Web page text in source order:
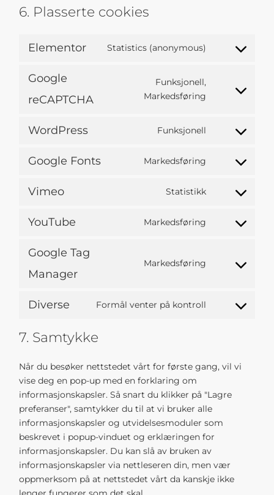
6. Plasserte cookies
Elementor Statistics (anonymous)
Google
reCAPTCHA
Funksjonell,
Markedsføring
WordPress Funksjonell
Google Fonts Markedsføring
Vimeo Statistikk
YouTube Markedsføring
Google Tag
Manager
Markedsføring
Diverse Formål venter på kontroll
7. Samtykke
Når du besøker nettstedet vårt for første gang, vil vi
vise deg en pop-up med en forklaring om
informasjonskapsler. Så snart du klikker på "Lagre
preferanser", samtykker du til at vi bruker alle
informasjonskapsler og utvidelsesmoduler som
beskrevet i popup-vinduet og erklæringen for
informasjonskapsler. Du kan slå av bruken av
informasjonskapsler via nettleseren din, men vær
oppmerksom på at nettstedet vårt da kanskje ikke